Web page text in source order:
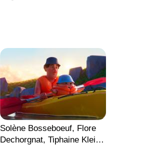
Solène Bosseboeuf, Flore
Dechorgnat, Tiphaine Klein,